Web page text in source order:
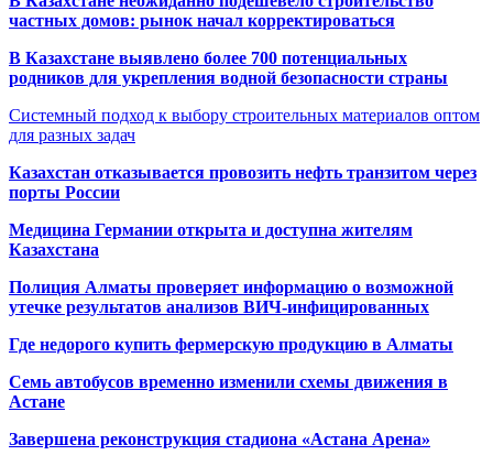
частных домов: рынок начал корректироваться
В Казахстане выявлено более 700 потенциальных
родников для укрепления водной безопасности страны
Системный подход к выбору строительных материалов оптом
для разных задач
Казахстан отказывается провозить нефть транзитом через
порты России
Медицина Германии открыта и доступна жителям
Казахстана
Полиция Алматы проверяет информацию о возможной
утечке результатов анализов ВИЧ-инфицированных
Где недорого купить фермерскую продукцию в Алматы
Семь автобусов временно изменили схемы движения в
Астане
Завершена реконструкция стадиона «Астана Арена»